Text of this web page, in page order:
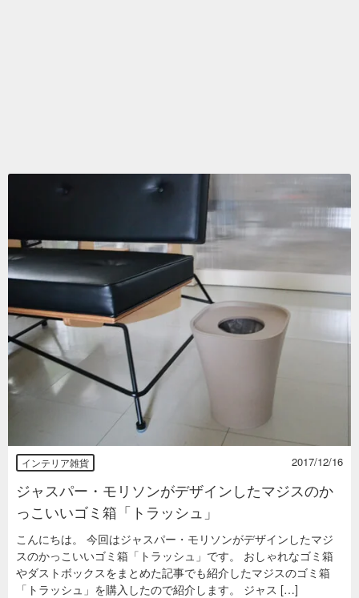
インテリア雑貨 2017/12/16
ジャスパー・モリソンがデザインしたマジスのか
っこいいゴミ箱「トラッシュ」
こんにちは。 今回はジャスパー・モリソンがデザインしたマジ
スのかっこいいゴミ箱「トラッシュ」です。 おしゃれなゴミ箱
やダストボックスをまとめた記事でも紹介したマジスのゴミ箱
「トラッシュ」を購入したので紹介します。 ジャス […]